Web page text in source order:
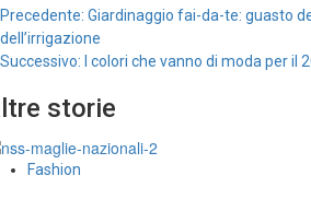
Navigazione
articolo
Precedente: Giardinaggio fai-da-te: guasto
dell’irrigazione
Successivo:
I colori che vanno di moda per il
storie
Fashion